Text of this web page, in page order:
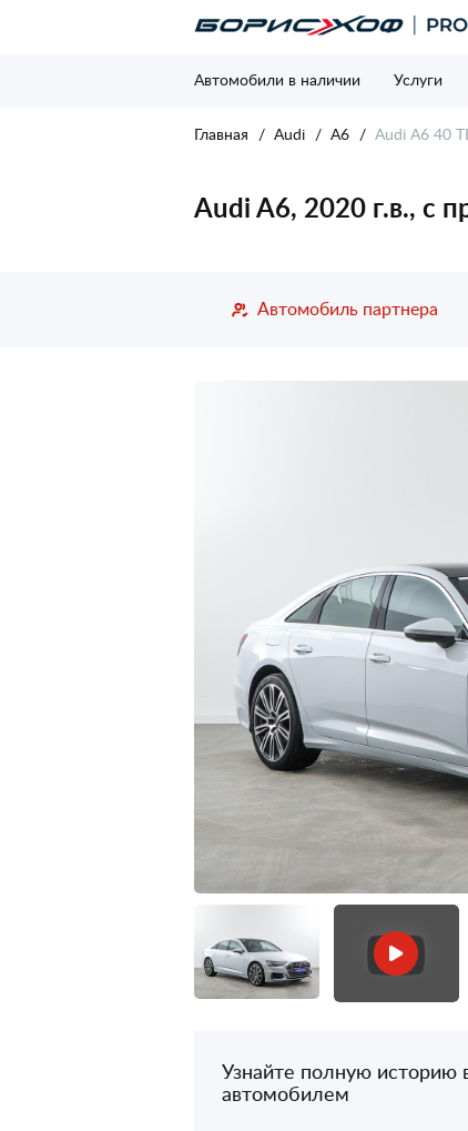
Автомобили в наличии Услуги
Главная Audi A6 Audi A6 40
Audi A6, 2020 г.в., с
Автомобиль партнера
Узнайте полную историю
автомобилем